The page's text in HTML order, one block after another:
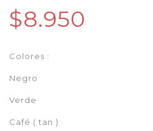
$8.950
Colores :
Negro
Verde
Café ( tan )